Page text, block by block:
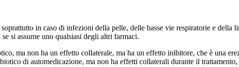
in caso di infezioni della pelle, delle basse vie respiratorie e
si assume uno qualsiasi degli altri farmaci.
ma non ha un effetto collaterale, ma ha un effetto inibitore, che è una
di automedicazione, ma non ha effetti collaterali durante il